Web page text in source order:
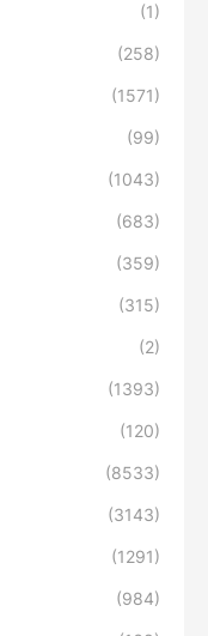
(1)
(258)
(1571)
(99)
(1043)
(683)
(359)
(315)
(2)
(1393)
(120)
(8533)
(3143)
(1291)
(984)